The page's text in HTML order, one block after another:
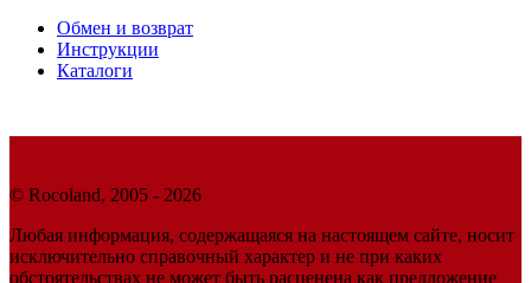
Обмен и возврат
Инструкции
Каталоги
© Rocoland, 2005 - 2026
Любая информация, содержащаяся на настоящем сайте, носит
исключительно справочный характер и не при каких
обстоятельствах не может быть расценена как предложение